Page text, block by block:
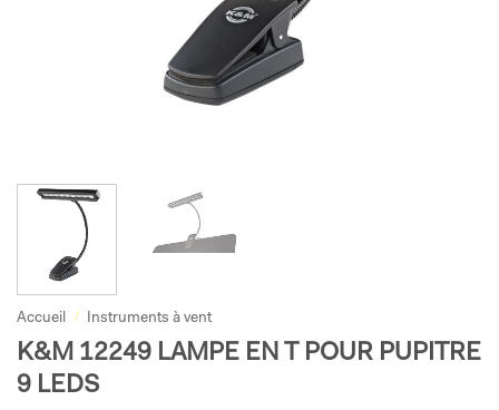
Accueil / Instruments à vent
K&M 12249 LAMPE EN T POUR PUPITRE
9 LEDS